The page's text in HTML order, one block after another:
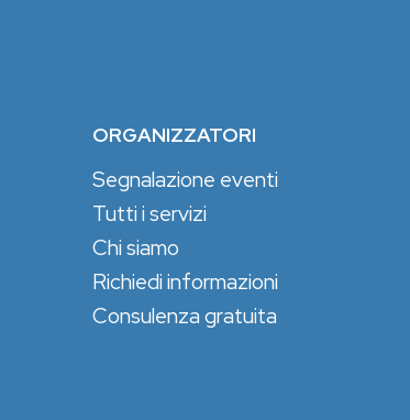
ORGANIZZATORI
Segnalazione eventi
Tutti i servizi
Chi siamo
Richiedi informazioni
Consulenza gratuita